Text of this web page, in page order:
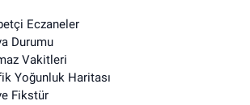
Eczaneler
Durumu
Vakitleri
Yoğunluk Haritası
Fikstür